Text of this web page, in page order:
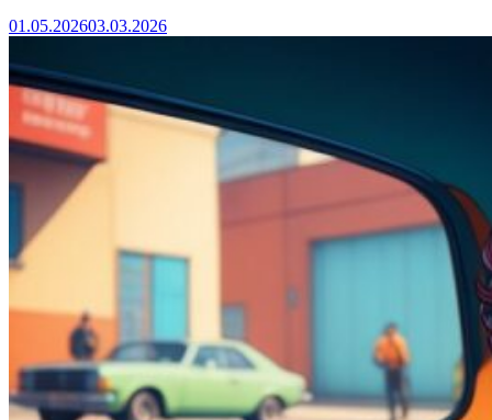
01.05.202603.03.2026